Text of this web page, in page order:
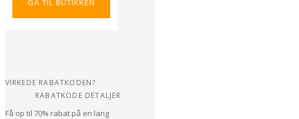
GÅ TIL BUTIKKEN
VIRKEDE RABATKODEN?
RABATKODE DETALJER
Få op til 70% rabat på en lang